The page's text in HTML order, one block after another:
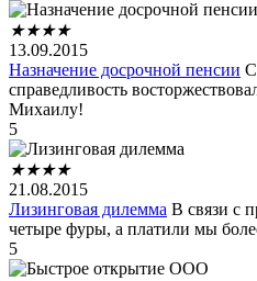
★★★★
13.09.2015
Назначение досрочной пенсии
справедливость
Михаилу!
5
★★★★
21.08.2015
Лизинговая дилемма В связи с
четыре фуры, а платили мы
5